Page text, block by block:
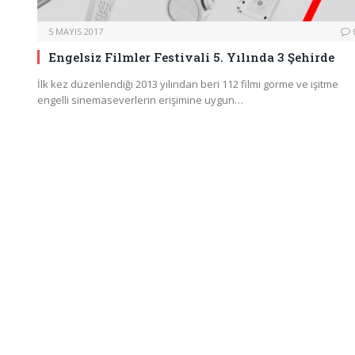
5 MAYIS 2017
Engelsiz Filmler Festivali 5. Yılında 3 Şehirde
İlk kez düzenlendiği 2013 yılından beri 112 filmi görme ve işitme
engelli sinemaseverlerin erişimine uygun…